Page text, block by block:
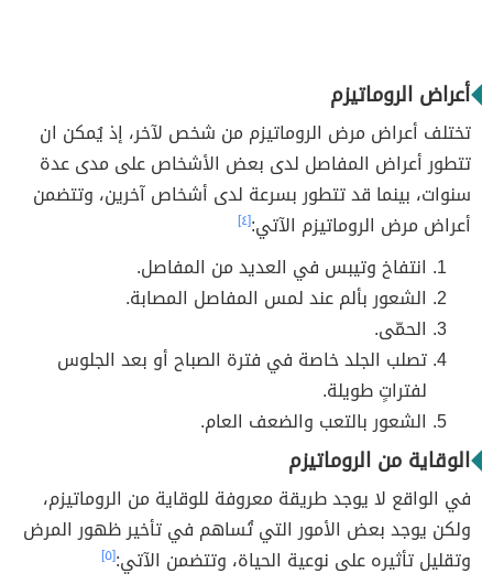
أعراض الروماتيزم
تختلف أعراض مرض الروماتيزم من شخص لآخر، إذ يُمكن ان
تتطور أعراض المفاصل لدى بعض الأشخاص على مدى عدة
سنوات، بينما قد تتطور بسرعة لدى أشخاص آخرين، وتتضمن
أعراض مرض الروماتيزم الآتي:[٤]
انتفاخ وتيبس في العديد من المفاصل.
الشعور بألم عند لمس المفاصل المصابة.
الحمّى.
تصلب الجلد خاصة في فترة الصباح أو بعد الجلوس
لفتراتٍ طويلة.
الشعور بالتعب والضعف العام.
الوقاية من الروماتيزم
في الواقع لا يوجد طريقة معروفة للوقاية من الروماتيزم،
ولكن يوجد بعض الأمور التي تُساهم في تأخير ظهور المرض
وتقليل تأثيره على نوعية الحياة، وتتضمن الآتي:[٥]